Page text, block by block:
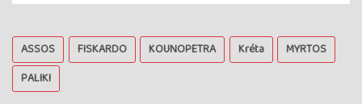
ASSOS FISKARDO KOUNOPETRA Kréta
MYRTOS
PALIKI